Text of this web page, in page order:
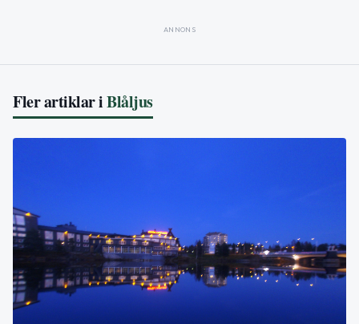
ANNONS
Fler artiklar iBlåljus